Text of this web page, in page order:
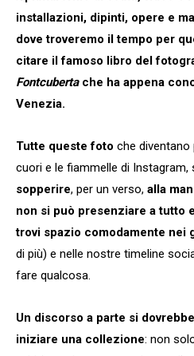
installazioni, dipinti, opere e
dove troveremo il tempo per
citare il famoso libro del
Fontcuberta che ha appena
Venezia.
Tutte queste foto che
cuori e le fiammelle di Instagram,
sopperire, per un verso, alla
non si può presenziare a tutto
trovi spazio comodamente nei
di più) e nelle nostre timeline
fare qualcosa.
Un discorso a parte si
iniziare una collezione: non